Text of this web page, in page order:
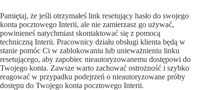
Pamiętaj, że jeśli otrzymałeś link resetujący hasło do swojego
konta pocztowego Interii, ale nie zamierzasz go używać,
powinieneś natychmiast skontaktować się z pomocą
techniczną Interii. Pracownicy działu obsługi klienta będą w
stanie pomóc Ci w zablokowaniu lub unieważnieniu linku
resetującego, aby zapobiec nieautoryzowanemu dostępowi do
Twojego konta. Zawsze warto zachować ostrożność i szybko
reagować w przypadku podejrzeń o nieautoryzowane próby
dostępu do Twojego konta pocztowego Interii.